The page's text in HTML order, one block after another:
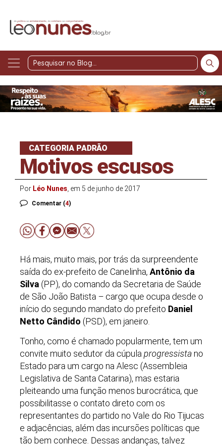
Pesquisar
Blog
CATEGORIA PADRÃO
Motivos escusos
Por Léo Nunes , em 5 de junho de 2017
Comentar (4)
Há mais, muito mais, por trás da surpreendente
saída do ex-prefeito de Canelinha, Antônio da
Silva (PP), do comando da Secretaria de Saúde
de São João Batista – cargo que ocupa desde o
início do segundo mandato do prefeito Daniel
Netto Cândido (PSD), em janeiro.
Tonho, como é chamado popularmente, tem um
convite muito sedutor da cúpula progressistano
Estado para um cargo na Alesc (Assembleia
Legislativa de Santa Catarina), mas estaria
pleiteando uma função menos burocrática, que
possibilitasse o contato direto com os
representantes do partido no Vale do Rio Tijucas
e adjacências, além das incursões políticas que
tão bem conhece. Dessas andanças, talvez